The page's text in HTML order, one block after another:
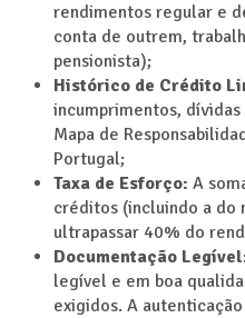
rendimentos regular e
conta de outrem,
pensionista);
Histórico de Crédito
incumprimentos,
Mapa de
Portugal;
Taxa de Esforço: A
créditos (incluindo a do
ultrapassar 40% do
Documentação
legível e em boa
exigidos. A